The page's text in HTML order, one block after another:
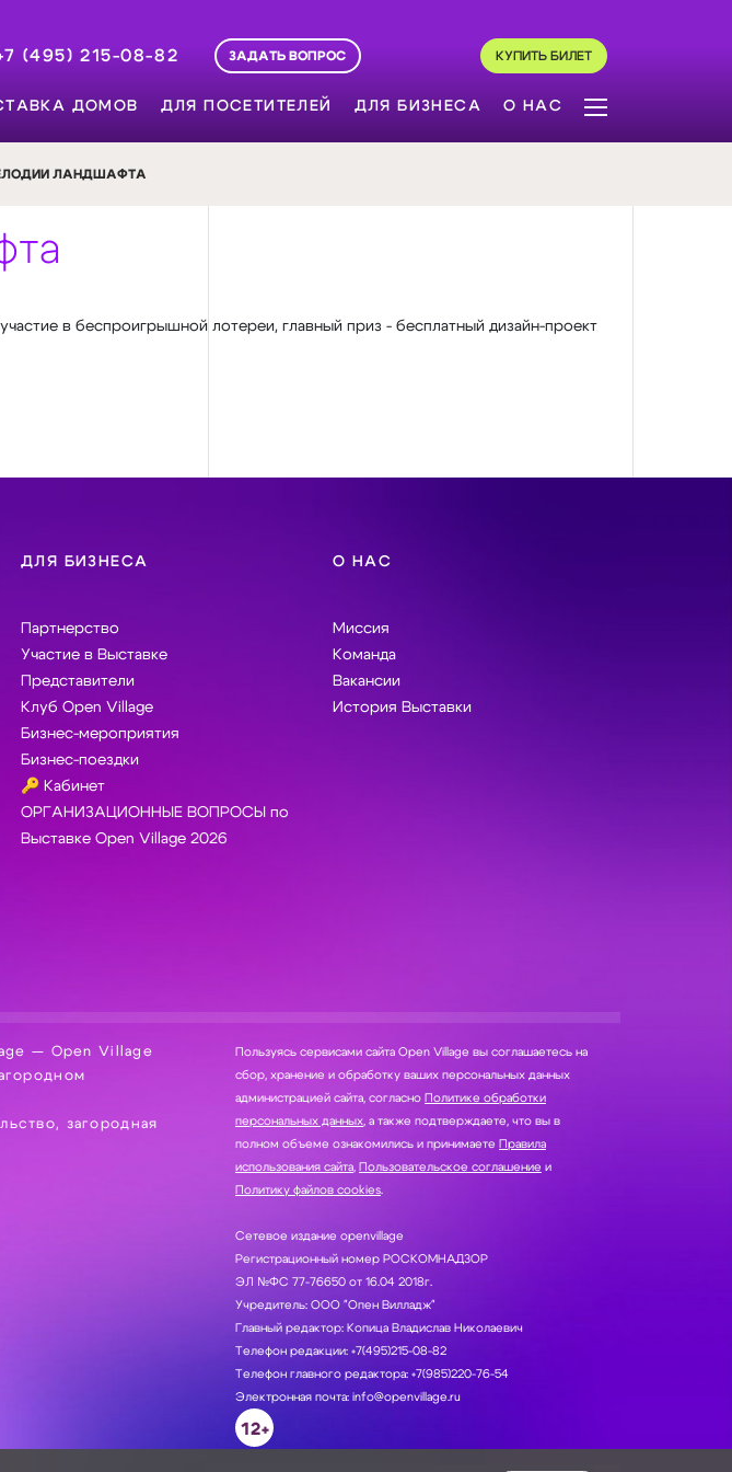
(495) 215-08-82
ЗАДАТЬ ВОПРОС КУПИТЬ БИЛЕТ
ДОМОВ ДЛЯ ПОСЕТИТЕЛЕЙ ДЛЯ БИЗНЕСА О НАС
ЛАНДШАФТА
в беспроигрышной лотереи, главный приз - бесплатный дизайн-проект
ДЛЯ БИЗНЕСА
Партнерство
Участие в Выставке
Представители
Клуб Open Village
Бизнес-мероприятия
Бизнес-поездки
🔑 Кабинет
ОРГАНИЗАЦИОННЫЕ ВОПРОСЫ по
Выставке Open Village 2026
О НАС
Миссия
Команда
Вакансии
История Выставки
— Open Village
загородная
Пользуясь сервисами сайта Open Village вы соглашаетесь на
сбор, хранение и обработку ваших персональных данных
администрацией сайта, согласно Политике обработки
персональных данных , а также подтверждаете, что вы в
полном объеме ознакомились и принимаете Правила
использования сайта Пользовательское соглашение и
Политику файлов cookies.
Сетевое издание openvillage
Регистрационный номер РОСКОМНАДЗОР
ЭЛ №ФС 77-76650 от 16.04 2018г.
Учредитель: ООО "Опен Вилладж"
Главный редактор: Копица Владислав Николаевич
Телефон редакции: +7(495)215-08-82
Телефон главного редактора: +7(985)220-76-54
Электронная почта: info@openvillage.ru
12+